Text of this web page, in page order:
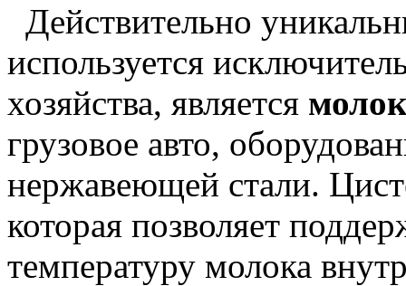
Действительно
используется
хозяйства, является
грузовое авто,
нержавеющей стали.
которая позволяет
температуру молока